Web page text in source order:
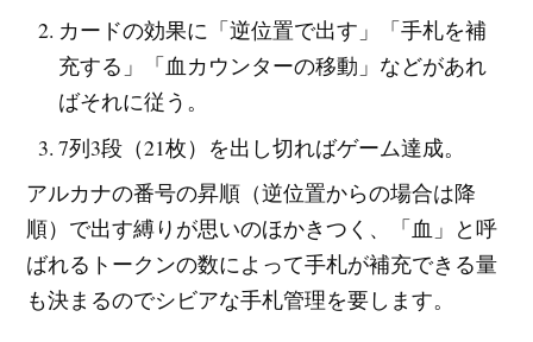
カードの効果に「逆位置で出す」「手札を補
充する」「血カウンターの移動」などがあれ
ばそれに従う。
7列3段（21枚）を出し切ればゲーム達成。
アルカナの番号の昇順（逆位置からの場合は降
順）で出す縛りが思いのほかきつく、「血」と呼
ばれるトークンの数によって手札が補充できる量
も決まるのでシビアな手札管理を要します。